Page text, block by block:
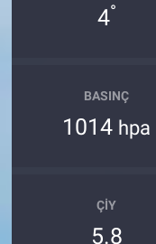
4°
BASINÇ
1014 hpa
ÇIY
5.8